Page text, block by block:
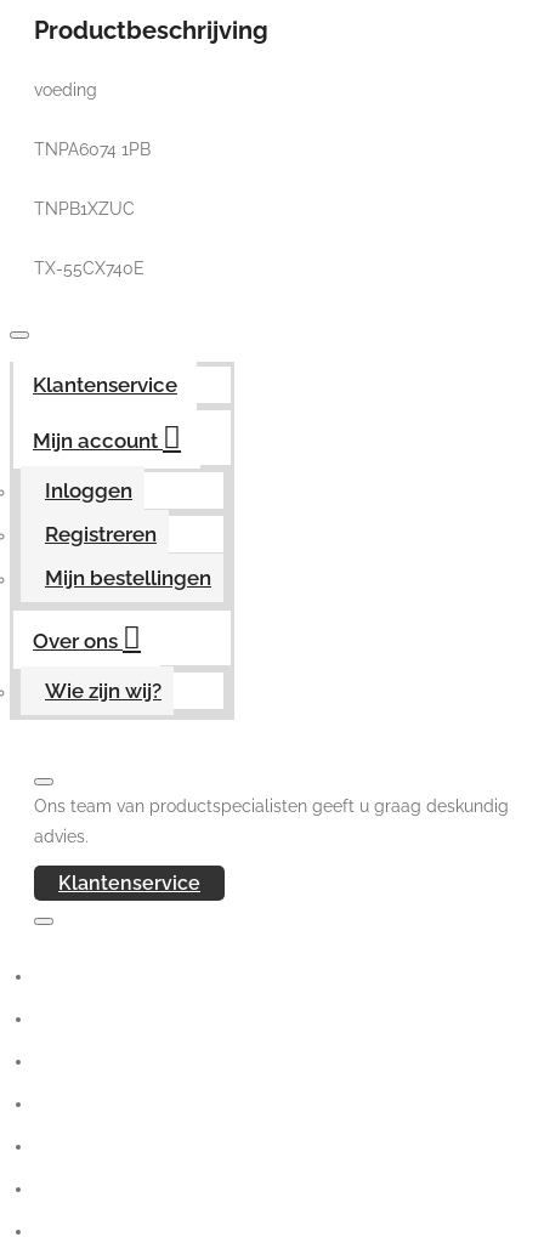
Productbeschrijving
voeding
TNPA6074 1PB
TNPB1XZUC
TX-55CX740E
Klantenservice
Mijn account
Inloggen
Registreren
Mijn bestellingen
Over ons
Wie zijn wij?
Ons team van productspecialisten geeft u graag deskundig
advies.
Klantenservice